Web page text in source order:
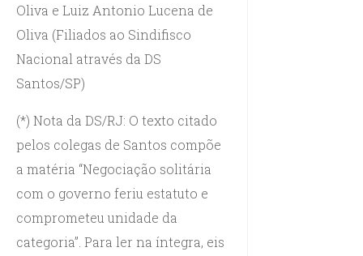
Oliva e Luiz Antonio Lucena de
Oliva (Filiados ao Sindifisco
Nacional através da DS
Santos/SP)
(*) Nota da DS/RJ: O texto citado
pelos colegas de Santos compõe
a matéria “Negociação solitária
com o governo feriu estatuto e
comprometeu unidade da
categoria”. Para ler na íntegra, eis